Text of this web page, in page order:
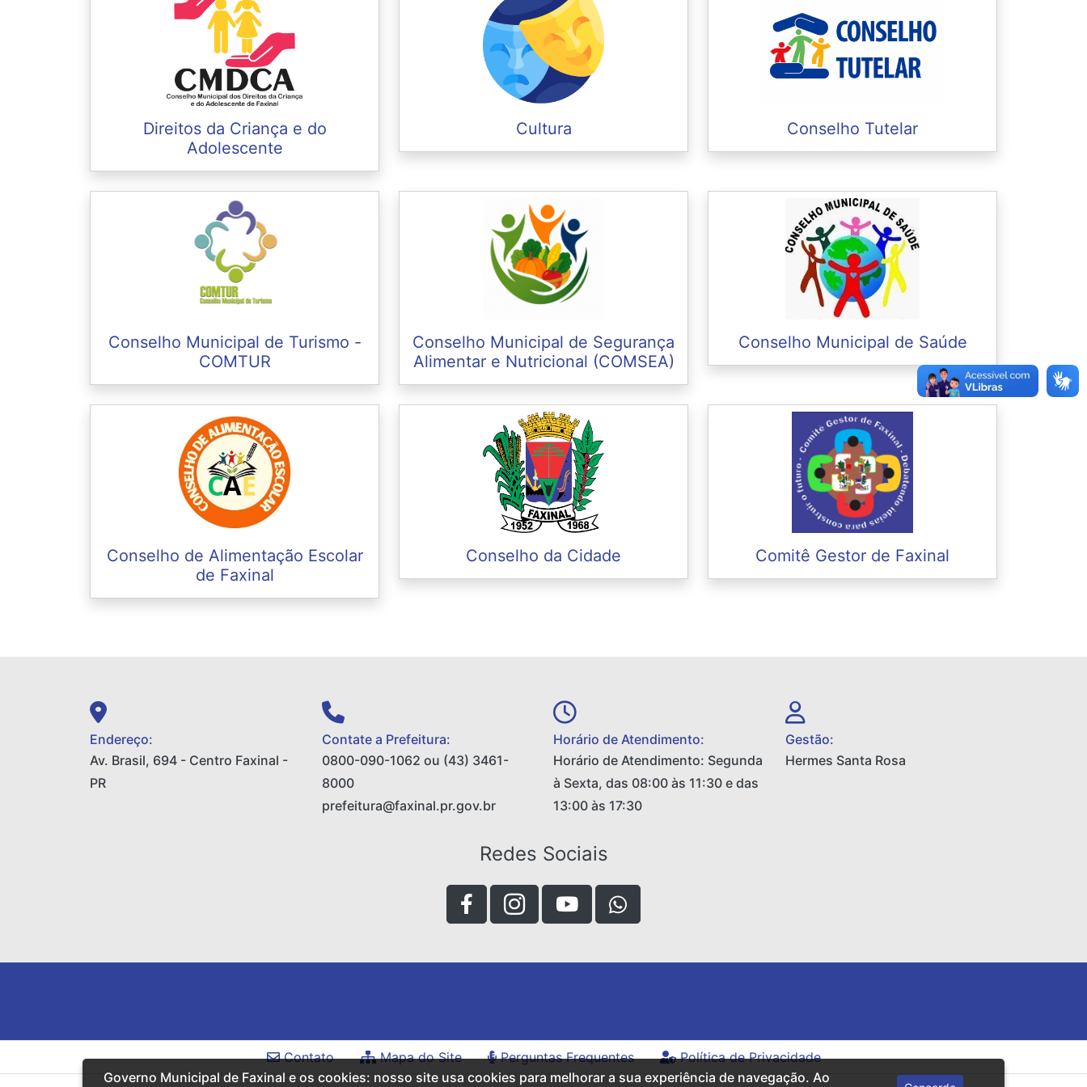
Direitos da Criança e do
Adolescente
Cultura Conselho Tutelar
Conselho Municipal de Turismo -
COMTUR
Conselho Municipal de Segurança
Alimentar e Nutricional (COMSEA)
Conselho Municipal de Saúde
Conselho de Alimentação Escolar
de Faxinal
Conselho da Cidade Comitê Gestor de Faxinal
Endereço:
Av. Brasil, 694 - Centro Faxinal -
PR
Contate a Prefeitura:
0800-090-1062 ou (43) 3461-
8000
prefeitura@faxinal.pr.gov.br
Horário de Atendimento:
Horário de Atendimento: Segunda
à Sexta, das 08:00 às 11:30 e das
13:00 às 17:30
Gestão:
Hermes Santa Rosa
Redes Sociais
Contato Mapa do Site Perguntas Frequentes
Política de Privacidade
Governo Municipal de Faxinal e os cookies: nosso site usa cookies para melhorar a sua experiência de navegação. Ao